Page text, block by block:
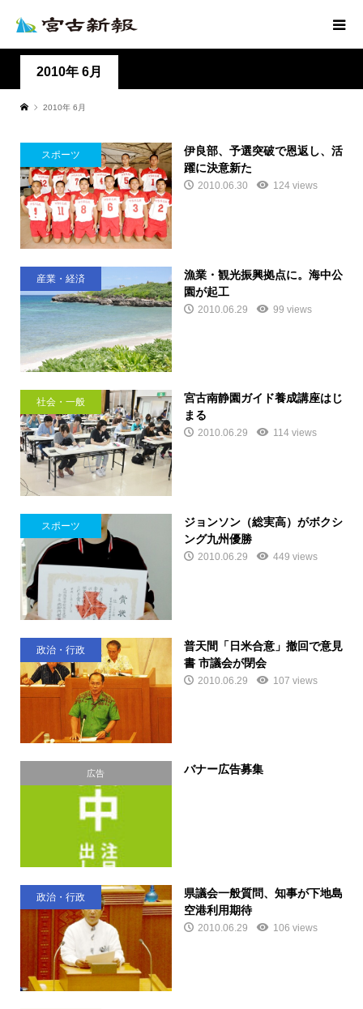
2010年 6月
2010年 6月
スポーツ
伊良部、予選突破で恩返し、活
躍に決意新た
2010.06.30 124 views
産業・経済
漁業・観光振興拠点に。海中公
園が起工
2010.06.29 99 views
社会・一般
宮古南静園ガイド養成講座はじ
まる
2010.06.29 114 views
スポーツ
ジョンソン（総実高）がボクシ
ング九州優勝
2010.06.29 449 views
政治・行政
普天間「日米合意」撤回で意見
書 市議会が閉会
2010.06.29 107 views
広告 バナー広告募集
政治・行政
県議会一般質問、知事が下地島
空港利用期待
2010.06.29 106 views